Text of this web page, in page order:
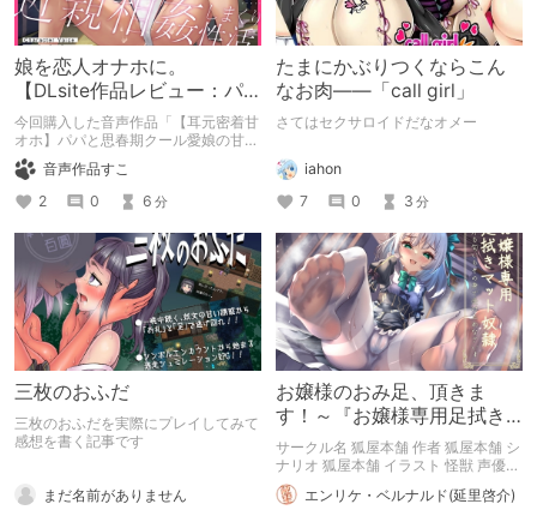
娘を恋人オナホに。
【DLsite作品レビュー：パ
パと思春期クール愛娘の甘
イチャ近親相姦しまくり性
活】
今回購入した音声作品「【耳元密着甘
オホ】パパと思春期クール愛娘の甘イ
チャ近親相姦しまくり性活」を６項目
５段階で評価します。
音声作品すこ
2
0 6 分
たまにかぶりつくならこん
なお肉――「call girl」
さてはセクサロイドだなオメー
iahon
7
0 3 分
三枚のおふだ
三枚のおふだを実際にプレイしてみて
感想を書く記事です
まだ名前がありません
お嬢様のおみ足、頂きま
す！～『お嬢様専用足拭き
マット奴隷』
サークル名 狐屋本舗 作者 狐屋本舗 シ
ナリオ 狐屋本舗 イラスト 怪獣 声優
川乃瀬由羽 550円
エンリケ・ベルナルド(延里啓介)